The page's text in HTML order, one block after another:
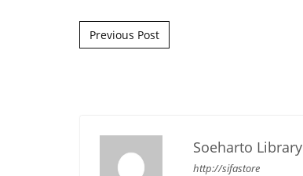
Post navigation
Previous Post
Soeharto Library
http://sifastore